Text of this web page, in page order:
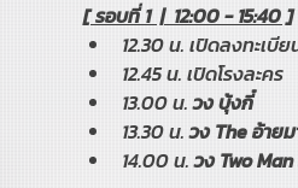
[ รอบที่ 1  |  12:00 - 15:40 ]
12.30 น. เปิดลงทะเบี
12.45 น. เปิดโรงละคร
13.00 น. วง บุ้งกี๋
13.30 น. วง The อ้าย
14.00 น. วง Two